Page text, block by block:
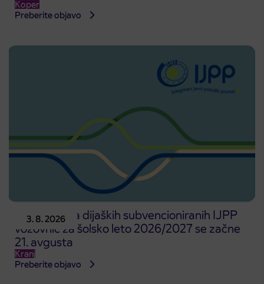
Koper
Preberite objavo
3. 8. 2026
Predprodaja dijaških subvencioniranih IJPP
vozovnic za šolsko leto 2026/2027 se začne
21. avgusta
Kranj
Preberite objavo